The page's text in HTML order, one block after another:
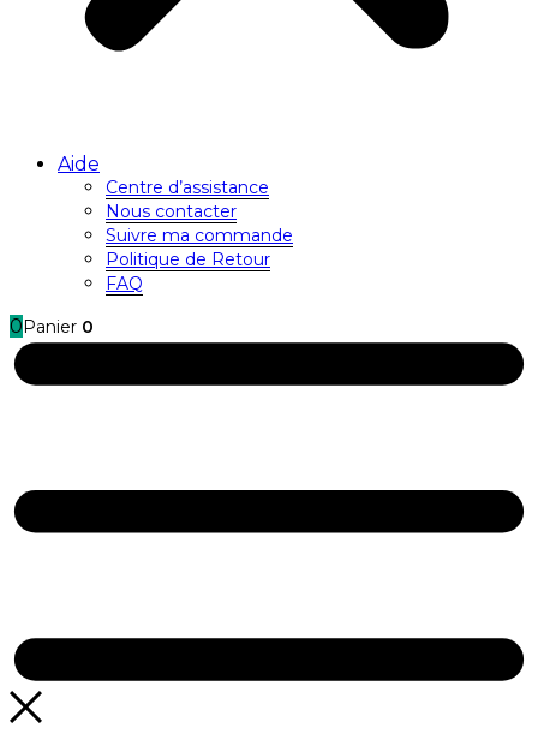
Aide
Centre d’assistance
Nous contacter
Suivre ma commande
Politique de Retour
FAQ
0 Panier 0